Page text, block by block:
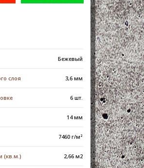
Бежевый
слоя 3,6 мм
6 шт.
14 мм
7460 г/м²
(кв.м.) 2,66 м2